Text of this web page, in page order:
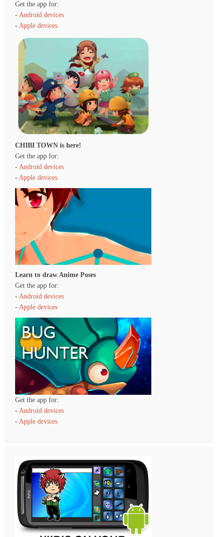
Get the app for:
- Android devices
- Apple devices
CHIBI TOWN is here!
Get the app for:
- Android devices
- Apple devices
Learn to draw Anime Poses
Get the app for:
-Android devices
-Apple devices
Get the app for:
- Android devices
- Apple devices